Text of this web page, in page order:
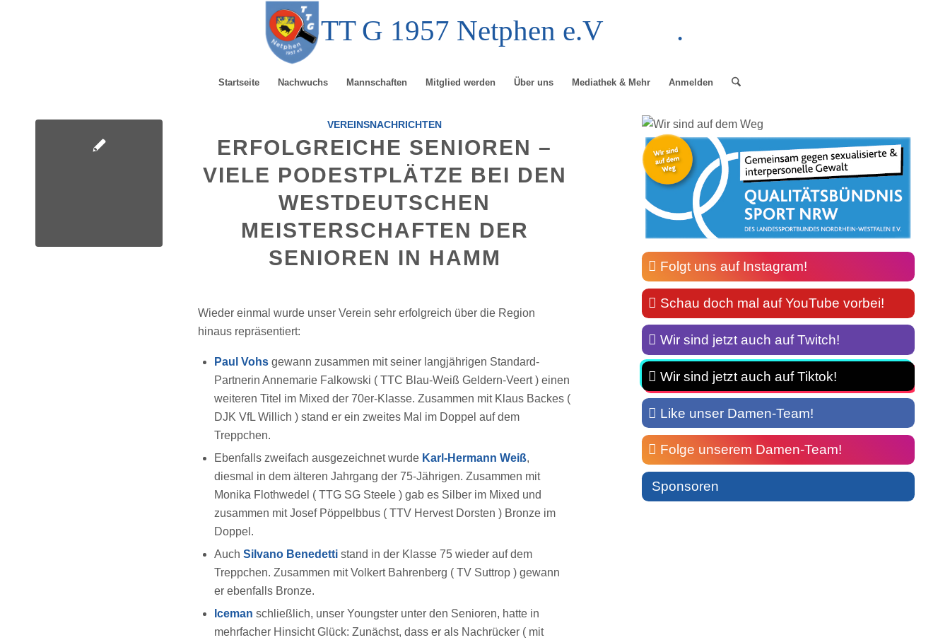
TTG 1957 Netphen e.V .
Startseite Nachwuchs Mannschaften Mitglied werden Über uns Mediathek & Mehr Anmelden
VEREINSNACHRICHTEN
ERFOLGREICHE SENIOREN –
VIELE PODESTPLÄTZE BEI DEN
WESTDEUTSCHEN
MEISTERSCHAFTEN DER
SENIOREN IN HAMM
Wieder einmal wurde unser Verein sehr erfolgreich über die Region
hinaus repräsentiert:
Paul Vohs gewann zusammen mit seiner langjährigen Standard-
Partnerin Annemarie Falkowski ( TTC Blau-Weiß Geldern-Veert ) einen
weiteren Titel im Mixed der 70er-Klasse. Zusammen mit Klaus Backes (
DJK VfL Willich ) stand er ein zweites Mal im Doppel auf dem
Treppchen.
Ebenfalls zweifach ausgezeichnet wurde Karl-Hermann Weiß,
diesmal in dem älteren Jahrgang der 75-Jährigen. Zusammen mit
Monika Flothwedel ( TTG SG Steele ) gab es Silber im Mixed und
zusammen mit Josef Pöppelbbus ( TTV Hervest Dorsten ) Bronze im
Doppel.
Auch Silvano Benedetti stand in der Klasse 75 wieder auf dem
Treppchen. Zusammen mit Volkert Bahrenberg ( TV Suttrop ) gewann
er ebenfalls Bronze.
Iceman schließlich, unser Youngster unter den Senioren, hatte in
mehrfacher Hinsicht Glück: Zunächst, dass er als Nachrücker ( mit
Folgt uns auf Instagram!
Schau doch mal auf YouTube vorbei!
Wir sind jetzt auch auf Twitch!
Wir sind jetzt auch auf Tiktok!
Like unser Damen-Team!
Folge unserem Damen-Team!
Sponsoren